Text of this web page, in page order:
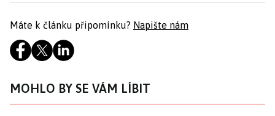
Máte k článku připomínku? Napište nám
MOHLO BY SE VÁM LÍBIT